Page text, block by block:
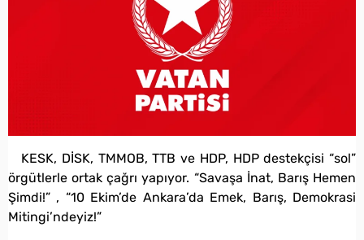
KESK, DİSK, TMMOB, TTB ve HDP, HDP destekçisi “sol”
örgütlerle ortak çağrı yapıyor. “Savaşa İnat, Barış Hemen
Şimdi!” , “10 Ekim’de Ankara’da Emek, Barış, Demokrasi
Mitingi’ndeyiz!”